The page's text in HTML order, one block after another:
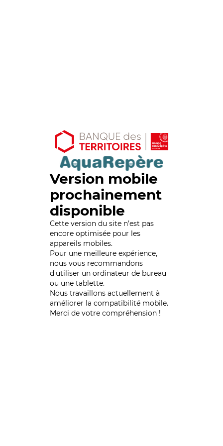
Version mobile
prochainement
disponible
Cette version du site n’est pas
encore optimisée pour les
appareils mobiles.
Pour une meilleure expérience,
nous vous recommandons
d'utiliser un ordinateur de bureau
ou une tablette.
Nous travaillons actuellement à
améliorer la compatibilité mobile.
Merci de votre compréhension !